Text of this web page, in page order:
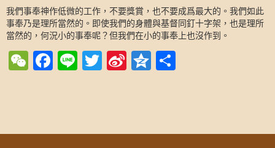
我們事奉神作低微的工作，不要獎賞，也不要成爲最大的。我們如此
事奉乃是理所當然的。即使我們的身體與基督同釘十字架，也是理所
當然的，何況小的事奉呢？但我們在小的事奉上也沒作到。
WeChat
Facebook
LineTwitter
SinaQzone
Post navigation